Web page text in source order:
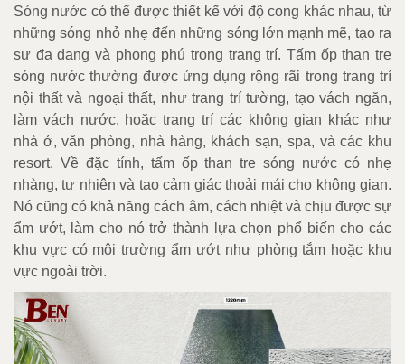
Sóng nước có thể được thiết kế với độ cong khác nhau, từ
những sóng nhỏ nhẹ đến những sóng lớn mạnh mẽ, tạo ra
sự đa dạng và phong phú trong trang trí. Tấm ốp than tre
sóng nước thường được ứng dụng rộng rãi trong trang trí
nội thất và ngoại thất, như trang trí tường, tạo vách ngăn,
làm vách nước, hoặc trang trí các không gian khác như
nhà ở, văn phòng, nhà hàng, khách sạn, spa, và các khu
resort. Về đặc tính, tấm ốp than tre sóng nước có nhẹ
nhàng, tự nhiên và tạo cảm giác thoải mái cho không gian.
Nó cũng có khả năng cách âm, cách nhiệt và chịu được sự
ẩm ướt, làm cho nó trở thành lựa chọn phổ biến cho các
khu vực có môi trường ẩm ướt như phòng tắm hoặc khu
vực ngoài trời.